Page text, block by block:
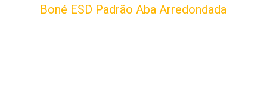
Boné ESD Padrão Aba Arredondada